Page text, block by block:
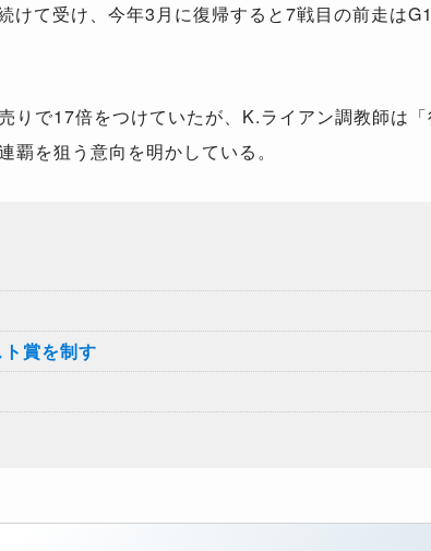
て受け、今年3月に復帰すると7戦目の前走は
で17倍をつけていたが、K.ライアン調教師は「
を狙う意向を明かしている。
賞を制す